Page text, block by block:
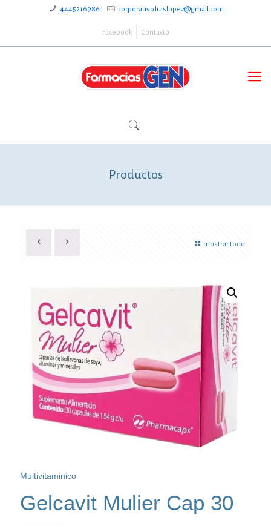
4445216986 corporativo.luislopez@gmail.com
Facebook Contacto
Productos
mostrar todo
Multivitaminico
Gelcavit Mulier Cap 30